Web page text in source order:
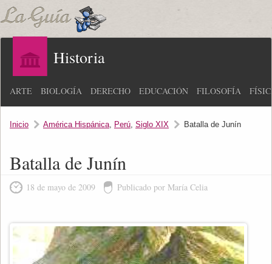
Historia
ARTE BIOLOGÍA DERECHO EDUCACIÓN FILOSOFÍA
Inicio América Hispánica, Perú, Siglo XIX Batalla de Junín
Batalla de Junín
18 de mayo de 2009 Publicado por María Celia